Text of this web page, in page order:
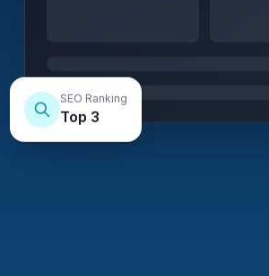
SEO Ranking
Top 3